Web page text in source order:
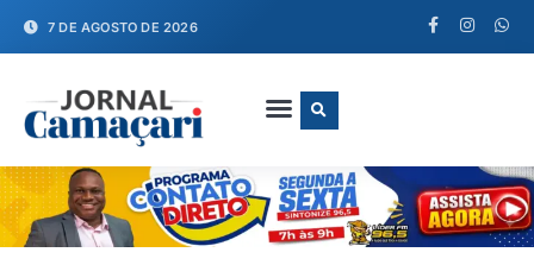
7 DE AGOSTO DE 2026